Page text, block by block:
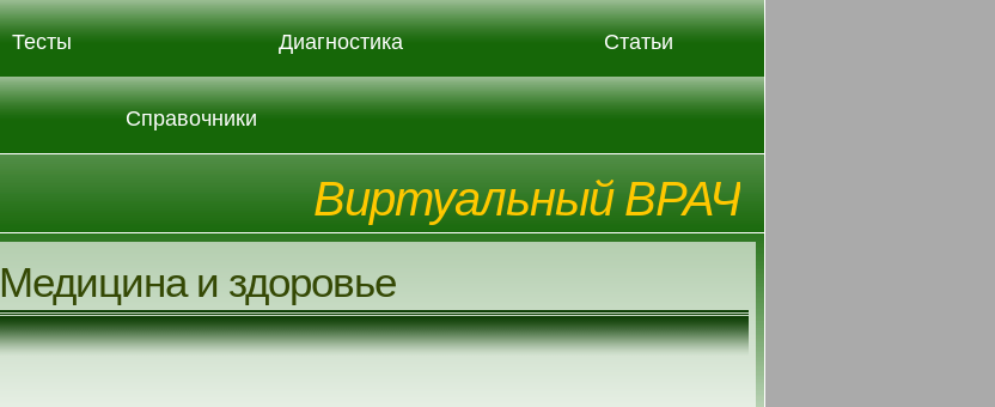
Тесты Диагностика Статьи
Справочники
Виртуальный ВРАЧ
Медицина и здоровье